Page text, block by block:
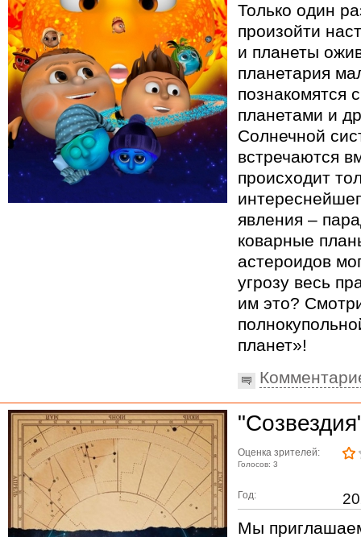
Только один
произойти
и планеты
планетария
познакомятся
планетами и
Солнечной
встречаются
происходит
явления –
коварные
астероидов
угрозу весь
им это?
планет»!
Оценка зрителей:
Голосов: 3
Год:
Мы